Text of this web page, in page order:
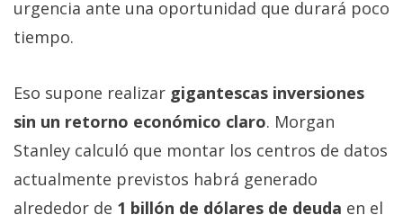
urgencia ante una oportunidad que durará poco
tiempo.
Eso supone realizar gigantescas inversiones
sin un retorno económico claro. Morgan
Stanley calculó que montar los centros de datos
actualmente previstos habrá generado
alrededor de 1 billón de dólares de deuda en el